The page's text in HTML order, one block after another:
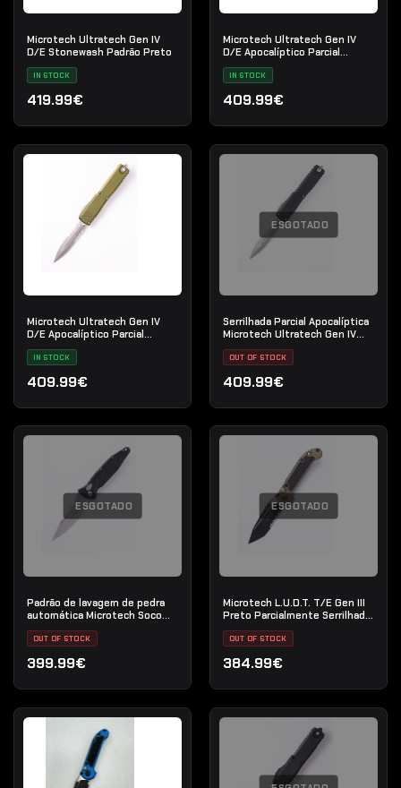
Microtech Ultratech Gen IV
D/E Stonewash Padrão Preto
IN STOCK
419.99€
Microtech Ultratech Gen IV
D/E Apocalíptico Parcial
Serrilhado Azul
IN STOCK
409.99€
Microtech Ultratech Gen IV
D/E Apocalíptico Parcial
IN STOCK
409.99€
ESGOTADO
Serrilhada Parcial Apocalíptica
Microtech Ultratech Gen IV
OUT OF STOCK
409.99€
ESGOTADO
Padrão de lavagem de pedra
automática Microtech Socom
Elite S/E
OUT OF STOCK
399.99€
ESGOTADO
Microtech L.U.D.T. T/E Gen III
Preto Parcialmente Serrilhado
OD Verde
OUT OF STOCK
384.99€